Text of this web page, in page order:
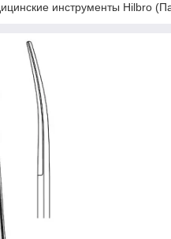
инструменты Hilbro